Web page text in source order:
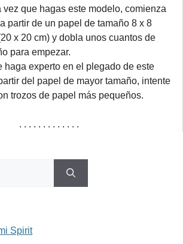
vez que hagas este modelo, comienza
partir de un papel de tamaño 8 x 8
x 20 cm) y dobla unos cuantos de
para empezar.
haga experto en el plegado de este
del papel de mayor tamaño, intente
trozos de papel más pequeños.
. . . . . . . . . . . . .